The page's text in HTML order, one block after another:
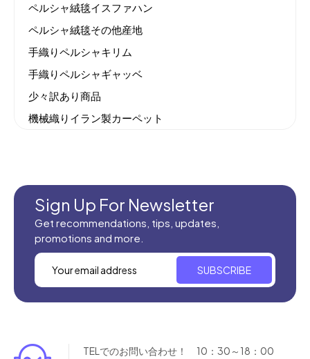
ペルシャ絨毯イスファハン
ペルシャ絨毯その他産地
手織りペルシャキリム
手織りペルシャギャッベ
少々訳あり商品
機械織りイラン製カーペット
Sign Up For Newsletter
Get recommendations, tips, updates,
promotions and more.
SUBSCRIBE
TELでのお問い合わせ！ 10：30～18：00